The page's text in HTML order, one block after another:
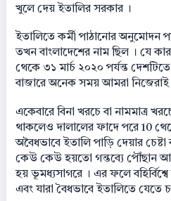
খুলে দেয় ইতালির সরকার ।
ইতালিতে কর্মী পাঠানোর অনুমোদন
তখন বাংলাদেশের নাম ছিল । যে
থেকে ৩১ মার্চ ২০২০ পর্যন্ত
বাজারে অনেক সময় আমরা নিজেরাই
একেবারে বিনা খরচে বা নামমাত্র
থাকলেও দালালের ফাদে পরে 10
অবৈধভাবে ইতালি পাড়ি দেয়ার
কেউ কেউ হয়তো গন্তব্যে পৌঁছান
হয় ভূমধ্যসাগরে । এর ফলে বহির্বিশ্বে
এবং যারা বৈধভাবে ইতালিতে যেতে